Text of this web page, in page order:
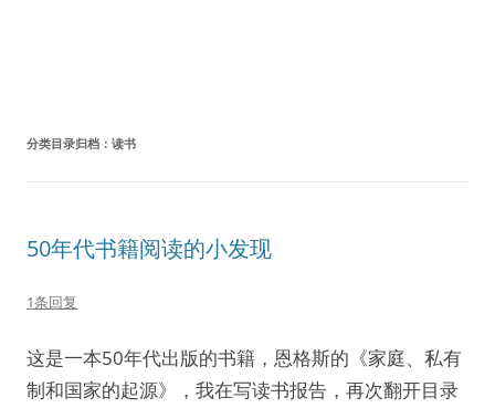
分类目录归档： 读书
50年代书籍阅读的小发现
1条回复
这是一本50年代出版的书籍，恩格斯的《家庭、私有
制和国家的起源》，我在写读书报告，再次翻开目录